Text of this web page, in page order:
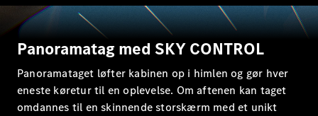
GLA
Ny Elektrisk
GLA Ny
GLB Elektrisk
GLB
GLC
Elektrisk
GLC
GLC Coupé
Panoramatag med SKY CONTROL
Panoramataget løfter kabinen op i himlen og gør hver
eneste køretur til en oplevelse. Om aftenen kan taget
omdannes til en skinnende storskærm med et unikt